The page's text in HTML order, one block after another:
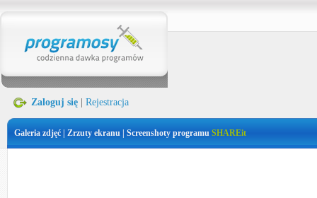
Zaloguj się Rejestracja
Galeria zdjęć | Zrzuty ekranu | Screenshoty programu SHAREit